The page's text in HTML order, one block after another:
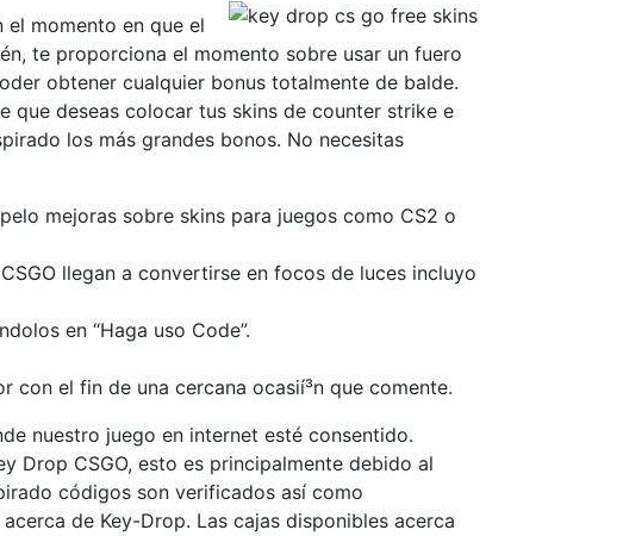
momento en que el
te proporciona el momento sobre usar un fuero
obtener cualquier bonus totalmente de balde.
que deseas colocar tus skins de counter strike e
los más grandes bonos. No necesitas
mejoras sobre skins para juegos como CS2 o
llegan a convertirse en focos de luces incluyo
en “Haga uso Code”.
el fin de una cercana ocasií³n que comente.
nuestro juego en internet esté consentido.
Drop CSGO, esto es principalmente debido al
códigos son verificados así­ como
de Key-Drop. Las cajas disponibles acerca